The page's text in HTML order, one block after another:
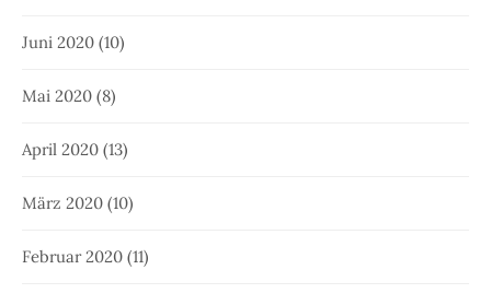
Juni 2020 (10)
Mai 2020 (8)
April 2020 (13)
März 2020 (10)
Februar 2020 (11)